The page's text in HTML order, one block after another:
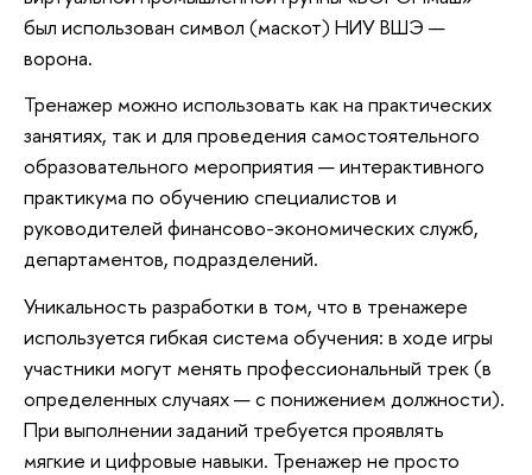
был использован символ (маскот) НИУ ВШЭ —
ворона.
Тренажер можно использовать как на практических
занятиях, так и для проведения самостоятельного
образовательного мероприятия — интерактивного
практикума по обучению специалистов и
руководителей финансово-экономических служб,
департаментов, подразделений.
Уникальность разработки в том, что в тренажере
используется гибкая система обучения: в ходе игры
участники могут менять профессиональный трек (в
определенных случаях — с понижением должности).
При выполнении заданий требуется проявлять
мягкие и цифровые навыки. Тренажер не просто